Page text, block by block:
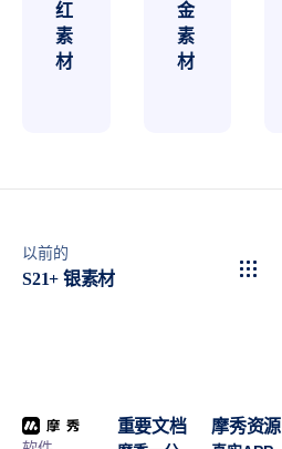
红
素
材
金
素
材
以前的
S21+ 银素材
重要文档 摩秀资源